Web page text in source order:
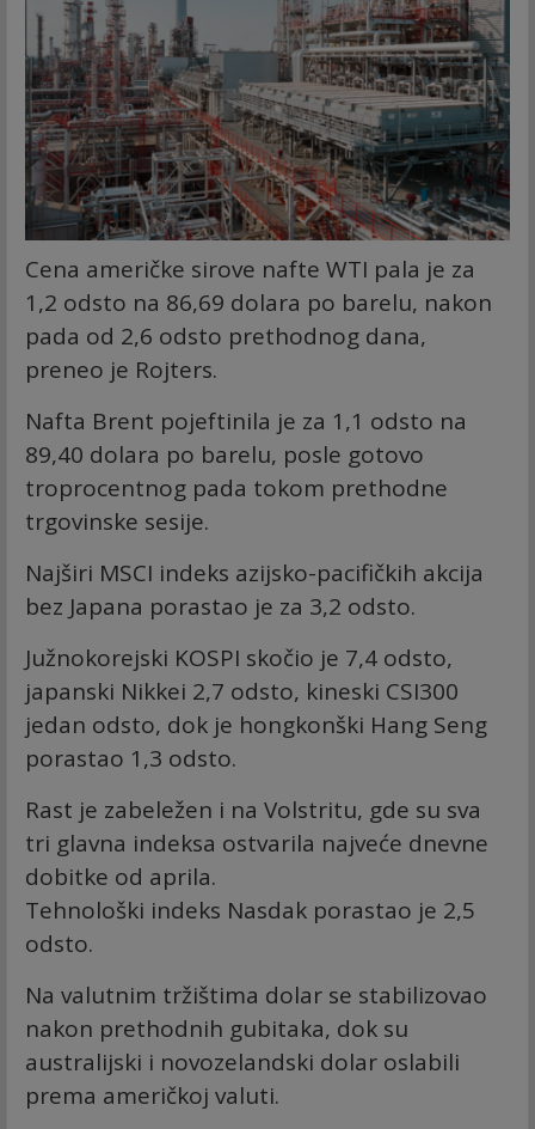
Cena američke sirove nafte WTI pala je za
1,2 odsto na 86,69 dolara po barelu, nakon
pada od 2,6 odsto prethodnog dana,
preneo je Rojters.
Nafta Brent pojeftinila je za 1,1 odsto na
89,40 dolara po barelu, posle gotovo
troprocentnog pada tokom prethodne
trgovinske sesije.
Najširi MSCI indeks azijsko-pacifičkih akcija
bez Japana porastao je za 3,2 odsto.
Južnokorejski KOSPI skočio je 7,4 odsto,
japanski Nikkei 2,7 odsto, kineski CSI300
jedan odsto, dok je hongkonški Hang Seng
porastao 1,3 odsto.
Rast je zabeležen i na Volstritu, gde su sva
tri glavna indeksa ostvarila najveće dnevne
dobitke od aprila.
Tehnološki indeks Nasdak porastao je 2,5
odsto.
Na valutnim tržištima dolar se stabilizovao
nakon prethodnih gubitaka, dok su
australijski i novozelandski dolar oslabili
prema američkoj valuti.